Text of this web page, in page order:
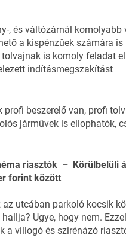
, és váltózárnál komolyabb
a kispénzűek számára is
is komoly feladat
indításmegszakítást
profi beszerelő van, profi
járművek is ellophatók,
riasztók – Körülbelüli
forint között
az utcában parkoló kocsik
Ugye, hogy nem.
a villogó és szirénázó